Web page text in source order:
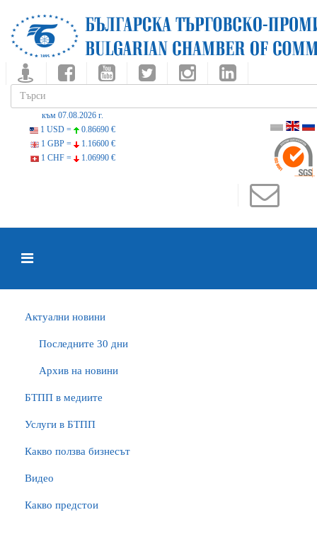
към 07.08.2026 г.
1 USD =
0.86690 €
1 GBP =
1.16600 €
1 CHF =
1.06990 €
Актуални новини
Последните 30 дни
Архив на новини
БTПП в медиите
Услуги в БТПП
Какво ползва бизнесът
Видео
Какво предстои